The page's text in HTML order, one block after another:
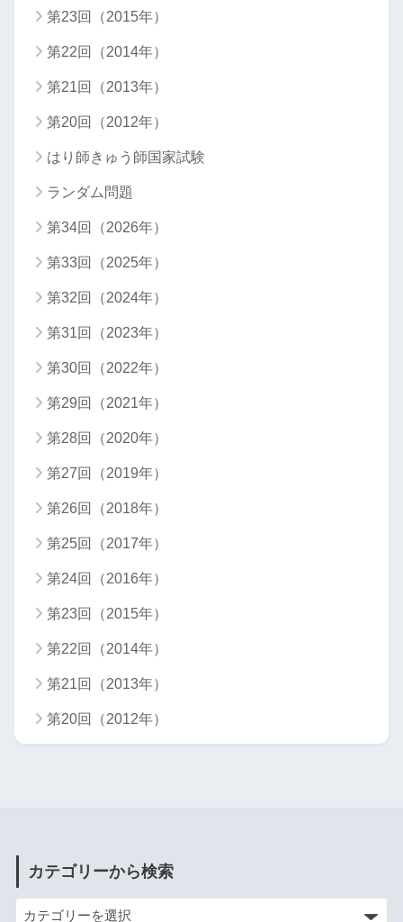
第23回（2015年）
第22回（2014年）
第21回（2013年）
第20回（2012年）
はり師きゅう師国家試験
ランダム問題
第34回（2026年）
第33回（2025年）
第32回（2024年）
第31回（2023年）
第30回（2022年）
第29回（2021年）
第28回（2020年）
第27回（2019年）
第26回（2018年）
第25回（2017年）
第24回（2016年）
第23回（2015年）
第22回（2014年）
第21回（2013年）
第20回（2012年）
カテゴリーから検索